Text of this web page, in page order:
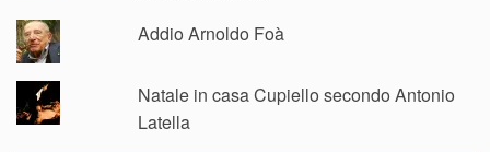
Addio Arnoldo Foà
Natale in casa Cupiello secondo Antonio
Latella